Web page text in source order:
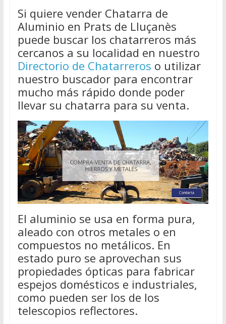
Si quiere vender Chatarra de
Aluminio en Prats de Lluçanès
puede buscar los chatarreros más
cercanos a su localidad en nuestro
Directorio de Chatarreros o utilizar
nuestro buscador para encontrar
mucho más rápido donde poder
llevar su chatarra para su venta.
El aluminio se usa en forma pura,
aleado con otros metales o en
compuestos no metálicos. En
estado puro se aprovechan sus
propiedades ópticas para fabricar
espejos domésticos e industriales,
como pueden ser los de los
telescopios reflectores.